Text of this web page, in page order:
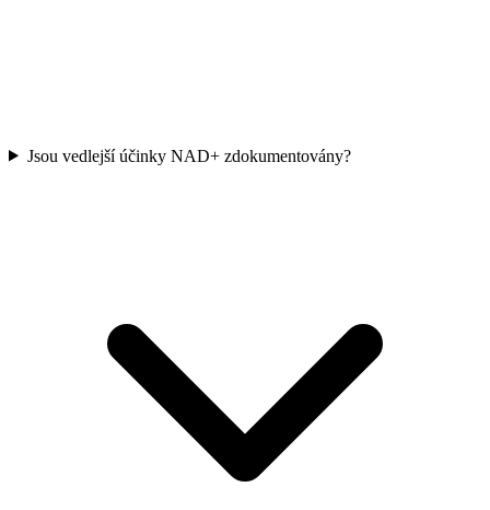
Jsou vedlejší účinky NAD+ zdokumentovány?